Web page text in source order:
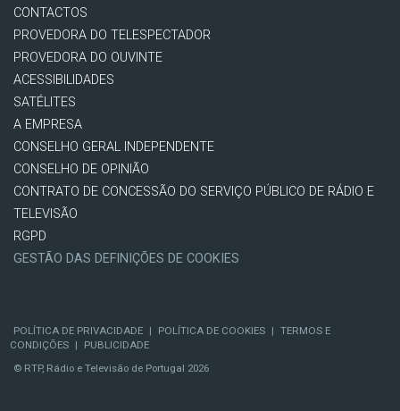
CONTACTOS
PROVEDORA DO TELESPECTADOR
PROVEDORA DO OUVINTE
ACESSIBILIDADES
SATÉLITES
A EMPRESA
CONSELHO GERAL INDEPENDENTE
CONSELHO DE OPINIÃO
CONTRATO DE CONCESSÃO DO SERVIÇO PÚBLICO DE RÁDIO E
TELEVISÃO
RGPD
GESTÃO DAS DEFINIÇÕES DE COOKIES
POLÍTICA DE PRIVACIDADE | POLÍTICA DE COOKIES | TERMOS E
CONDIÇÕES |
PUBLICIDADE
© RTP, Rádio e Televisão de Portugal 2026